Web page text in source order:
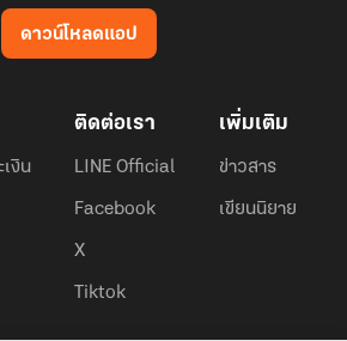
ดาวน์โหลดแอป
งิน
ติดต่อเรา
LINE Official
Facebook
X
Tiktok
เพิ่มเติม
ข่าวสาร
เขียนนิยาย